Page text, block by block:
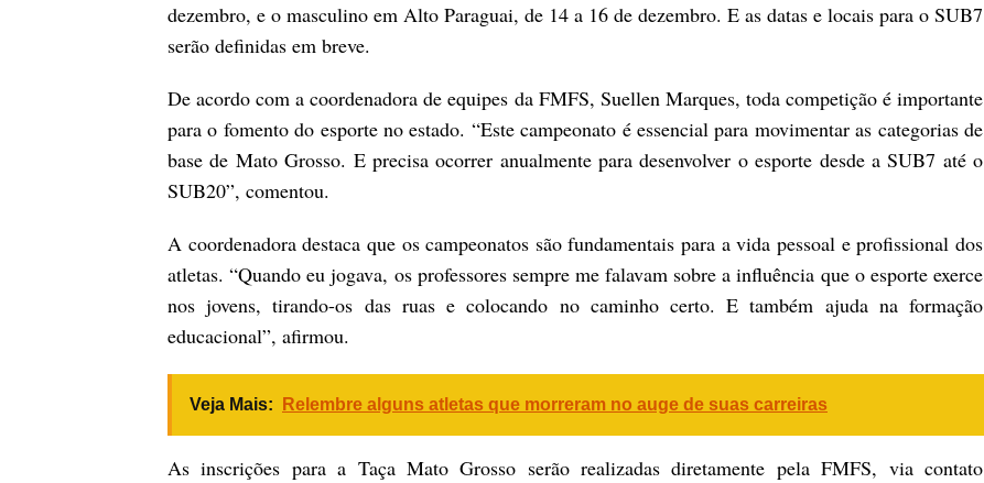
dezembro, e o masculino em Alto Paraguai, de 14 a 16 de dezembro. E as datas e locais para o SUB7
serão definidas em breve.
De acordo com a coordenadora de equipes da FMFS, Suellen Marques, toda competição é importante
para o fomento do esporte no estado. “Este campeonato é essencial para movimentar as categorias de
base de Mato Grosso. E precisa ocorrer anualmente para desenvolver o esporte desde a SUB7 até o
SUB20”, comentou.
A coordenadora destaca que os campeonatos são fundamentais para a vida pessoal e profissional dos
atletas. “Quando eu jogava, os professores sempre me falavam sobre a influência que o esporte exerce
nos jovens, tirando-os das ruas e colocando no caminho certo. E também ajuda na formação
educacional”, afirmou.
Veja Mais: Relembre alguns atletas que morreram no auge de suas carreiras
As inscrições para a Taça Mato Grosso serão realizadas diretamente pela FMFS, via contato